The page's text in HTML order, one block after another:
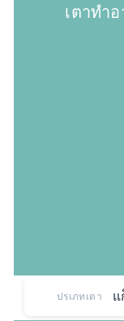
เตาทำ
ปรเภทเตา แ